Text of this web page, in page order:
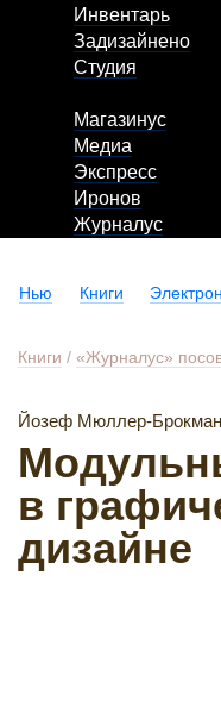
Инвентарь
Задизайнено
Студия
Магазинус
Медиа
Экспресс
Иронов
Журналус
Нью Книги
Книги / «Журналус»
Йозеф Мюллер-
в
дизайне